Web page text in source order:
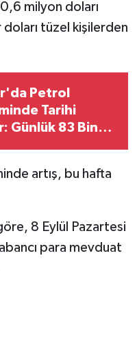
milyon doları
tüzel kişilerden
Petrol
Tarihi
Günlük 83 Bin
artış, bu hafta
8 Eylül Pazartesi
para mevduat